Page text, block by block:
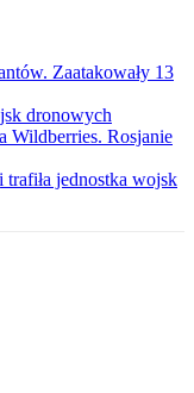
Zaatakowały 13
dronowych
Wildberries. Rosjanie
jednostka wojsk